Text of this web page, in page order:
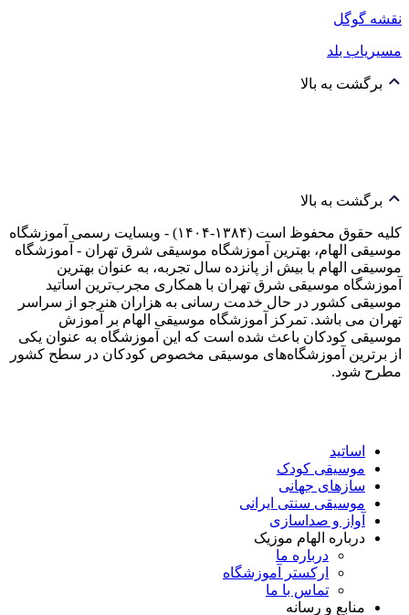
نقشه گوگل
مسیریاب بلد
برگشت به بالا
برگشت به بالا
کلیه حقوق محفوظ است (۱۳۸۴-۱۴۰۴) - وبسایت رسمی آموزشگاه
موسیقی الهام، بهترین آموزشگاه موسیقی شرق تهران - آموزشگاه
موسیقی الهام با بیش از پانزده سال تجربه، به عنوان بهترین
آموزشگاه موسیقی شرق تهران با همکاری مجرب‌ترین اساتید
موسیقی کشور در حال خدمت رسانی به هزاران هنرجو از سراسر
تهران می باشد. تمرکز آموزشگاه موسیقی الهام بر آموزش
موسیقی کودکان باعث شده است که این آموزشگاه به عنوان یکی
از برترین آموزشگاه‌های موسیقی مخصوص کودکان در سطح کشور
مطرح شود.
اساتید
موسیقی کودک
سازهای جهانی
موسیقی سنتی ایرانی
آواز و صداسازی
درباره الهام موزیک
درباره ما
ارکستر آموزشگاه
تماس با ما
منابع و رسانه